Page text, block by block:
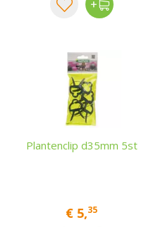
Plantenclip d35mm 5st
€ 5,35